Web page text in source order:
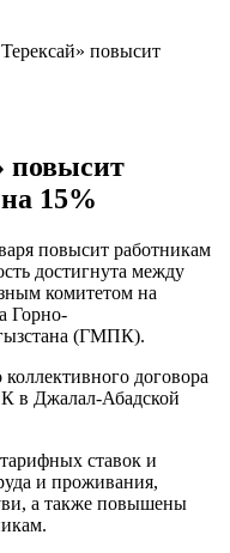
повысит
повысит
15%
повысит работникам
достигнута между
комитетом на
Горно-
(ГМПК).
договора
в Джалал-Абадской
ставок и
и проживания,
а также повышены